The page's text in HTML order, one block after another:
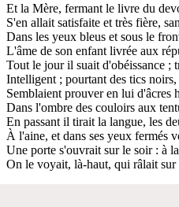
Et la Mère, fermant le livre du
S'en allait satisfaite et très fière,
Dans les yeux bleus et sous le
L'âme de son enfant livrée aux
Tout le jour il suait d'obéissance ;
Intelligent ; pourtant des tics
Semblaient prouver en lui d'âcres
Dans l'ombre des couloirs aux
En passant il tirait la langue, les
À l'aine, et dans ses yeux fermés
Une porte s'ouvrait sur le soir : à
On le voyait, là-haut, qui râlait sur